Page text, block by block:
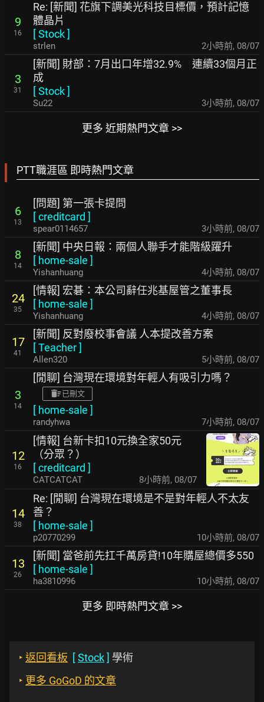
9
16
Re: [新聞] 花旗下調美光科技目標價，預計記憶
體晶片
[Stock]
strlen 2小時前, 08/07
3
31
[新聞] 財部：7月出口年增32.9% 連續33個月正
成
[Stock]
Su22 3小時前, 08/07
更多 近期熱門文章 >>
PTT職涯區 即時熱門文章
6
13
[問題] 第一張卡提問
[creditcard ]
spear0114657 3小時前, 08/07
8
14
[新聞] 中央日報：兩個人聯手才能階級躍升
[ home-sale ]
Yishanhuang 4小時前, 08/07
24
35
[情報] 宏碁：本公司辭任兆基屋管之董事長
[ home-sale ]
Yishanhuang 4小時前, 08/07
17
41
[新聞] 反對廢校事會議 人本提改善方案
[Teacher]
Allen320 5小時前, 08/07
3
14
[閒聊] 台灣現在環境對年輕人有吸引力嗎？
已刪文
[ home-sale ]
randyhwa 8小時前, 08/07
12
16
[情報] 台新卡扣10元換全家50元
（分眾？）
[creditcard ]
CATCATCAT 8小時前, 08/07
14
38
Re: [閒聊] 台灣現在環境是不是對年輕人不太友
善？
[ home-sale ]
p20770299 10小時前, 08/07
13
26
[新聞] 當爸前先扛千萬房貸!10年購屋總價多550
[ home-sale ]
ha3810996 10小時前, 08/07
更多 即時熱門文章 >>
‣ 返回看板 [Stock] 學術
‣ 更多 GoGoD 的文章